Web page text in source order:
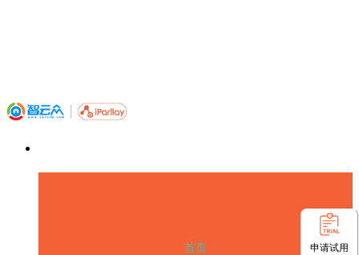
首页 申请试用